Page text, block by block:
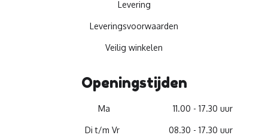
Levering
Leveringsvoorwaarden
Veilig winkelen
Openingstijden
Ma 11.00 - 17.30 uur
Di t/m Vr 08.30 - 17.30 uur